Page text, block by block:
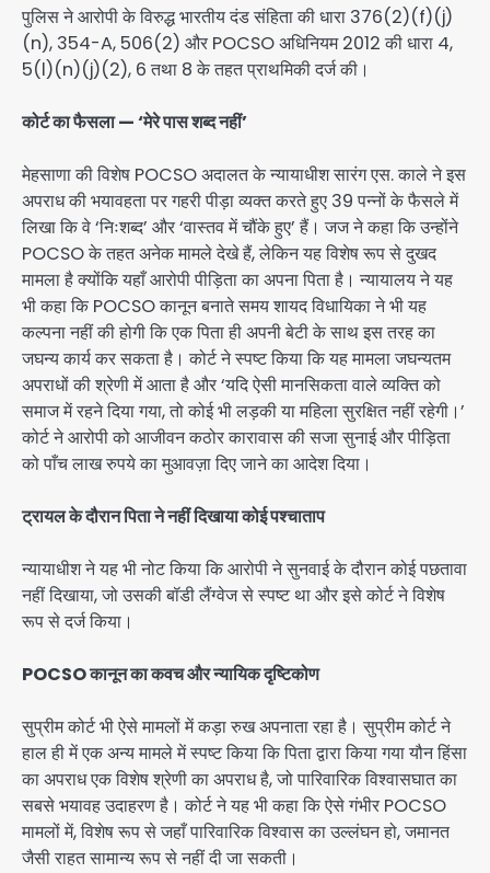
पुलिस ने आरोपी के विरुद्ध भारतीय दंड संहिता की धारा 376(2)(f)(j)
(n), 354-A, 506(2) और POCSO अधिनियम 2012 की धारा 4,
5(l)(n)(j)(2), 6 तथा 8 के तहत प्राथमिकी दर्ज की।
कोर्ट का फैसला — ‘मेरे पास शब्द नहीं’
मेहसाणा की विशेष POCSO अदालत के न्यायाधीश सारंग एस. काले ने इस
अपराध की भयावहता पर गहरी पीड़ा व्यक्त करते हुए 39 पन्नों के फैसले में
लिखा कि वे ‘निःशब्द’ और ‘वास्तव में चौंके हुए’ हैं। जज ने कहा कि उन्होंने
POCSO के तहत अनेक मामले देखे हैं, लेकिन यह विशेष रूप से दुखद
मामला है क्योंकि यहाँ आरोपी पीड़िता का अपना पिता है। न्यायालय ने यह
भी कहा कि POCSO कानून बनाते समय शायद विधायिका ने भी यह
कल्पना नहीं की होगी कि एक पिता ही अपनी बेटी के साथ इस तरह का
जघन्य कार्य कर सकता है। कोर्ट ने स्पष्ट किया कि यह मामला जघन्यतम
अपराधों की श्रेणी में आता है और ‘यदि ऐसी मानसिकता वाले व्यक्ति को
समाज में रहने दिया गया, तो कोई भी लड़की या महिला सुरक्षित नहीं रहेगी।’
कोर्ट ने आरोपी को आजीवन कठोर कारावास की सजा सुनाई और पीड़िता
को पाँच लाख रुपये का मुआवज़ा दिए जाने का आदेश दिया।
ट्रायल के दौरान पिता ने नहीं दिखाया कोई पश्चाताप
न्यायाधीश ने यह भी नोट किया कि आरोपी ने सुनवाई के दौरान कोई पछतावा
नहीं दिखाया, जो उसकी बॉडी लैंग्वेज से स्पष्ट था और इसे कोर्ट ने विशेष
रूप से दर्ज किया।
POCSO कानून का कवच और न्यायिक दृष्टिकोण
सुप्रीम कोर्ट भी ऐसे मामलों में कड़ा रुख अपनाता रहा है। सुप्रीम कोर्ट ने
हाल ही में एक अन्य मामले में स्पष्ट किया कि पिता द्वारा किया गया यौन हिंसा
का अपराध एक विशेष श्रेणी का अपराध है, जो पारिवारिक विश्वासघात का
सबसे भयावह उदाहरण है। कोर्ट ने यह भी कहा कि ऐसे गंभीर POCSO
मामलों में, विशेष रूप से जहाँ पारिवारिक विश्वास का उल्लंघन हो, जमानत
जैसी राहत सामान्य रूप से नहीं दी जा सकती।